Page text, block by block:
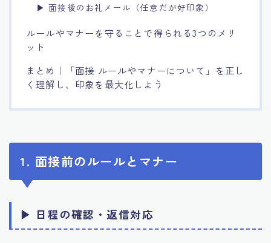
▶ 面接後のお礼メール（任意だが好印象）
ルールやマナーを守ることで得られる3つのメリ
ット
まとめ｜「面接 ルールやマナーについて」を正し
く理解し、印象を最大化しよう
1. 面接前のルールとマナー
▶ 日程の確認・返信対応